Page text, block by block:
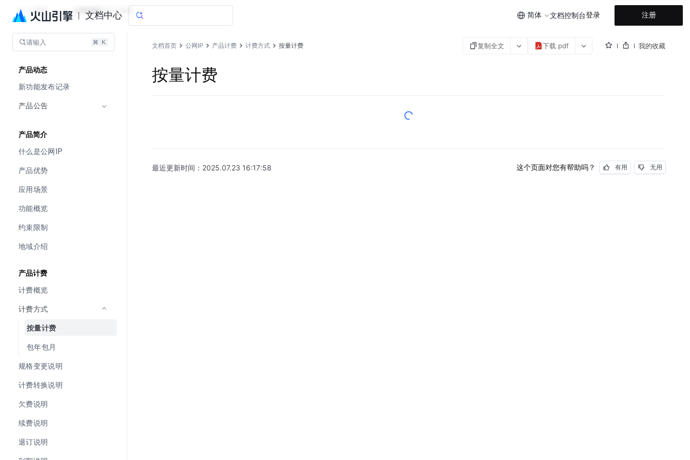
文档中心 简体 文档控制台登录 注册
公网IP 文档指南图说与视频
请输入
产品动态
新功能发布记录
产品公告
产品简介
什么是公网IP
产品优势
应用场景
功能概览
约束限制
地域介绍
产品计费
计费概览
计费方式
按量计费
包年包月
规格变更说明
计费转换说明
欠费说明
续费说明
退订说明
文档首页 公网IP 产品计费 计费方式 按量计费 复制全文 下载 pdf 我的收藏
按量计费
最近更新时间： 2025.07.23 16:17:58 这个页面对您有帮助吗？ 有用 无用